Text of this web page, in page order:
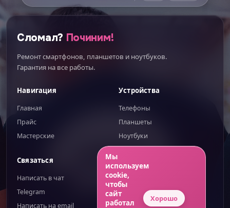
Сломал? Починим!
Ремонт смартфонов, планшетов и ноутбуков.
Гарантия на все работы.
Навигация
Главная
Прайс
Мастерские
Устройства
Телефоны
Планшеты
Ноутбуки
Связаться
Написать в чат
Telegram
Написать на email
Публичная оферта
Обработка ПД
Конфиденциальность
Мы
используем
cookie,
чтобы
сайт
работал
Хорошо
ИИ-помощник — отвечаю сразу